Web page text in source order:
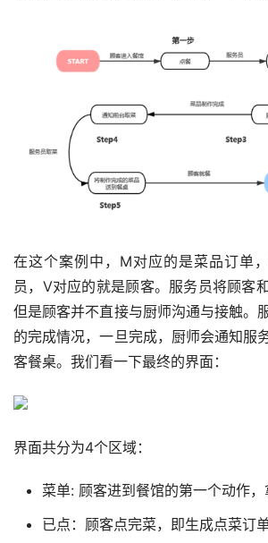
在这个案例中，M对应的是菜品订单
员，V对应的就是顾客。服务员将顾客
但是顾客并不直接与厨师沟通与接触。
的完成情况，一旦完成，厨师会通知服
客餐桌。我们看一下最终的界面：
界面共分为4个区域：
菜单: 顾客进到餐馆的第一个动作，
已点：顾客点完菜，即生成点菜订单